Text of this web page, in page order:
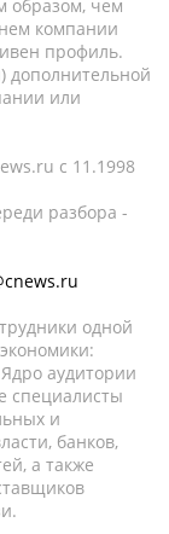
образом, чем
компании
профиль.
дополнительной
или
c 11.1998
разбора -
одной
аудитории
специалисты
и
банков,
а также